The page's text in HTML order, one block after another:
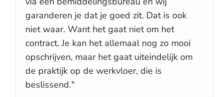
garanderen je dat je goed zit. Dat is ook
niet waar. Want het gaat niet om het
contract. Je kan het allemaal nog zo mooi
opschrijven, maar het gaat uiteindelijk om
de praktijk op de werkvloer, die is
beslissend."